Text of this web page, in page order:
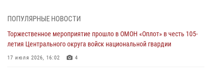
06 августа 2026, 07:50
В Костромской области продолжается проведение акции «Каникулы
с Росгвардией»
05 августа 2026, 12:04
ПОПУЛЯРНЫЕ НОВОСТИ
Торжественное мероприятие прошло в ОМОН «Оплот» в честь 105-
летия Центрального округа войск национальной гвардии
17 июля 2026, 16:02 4